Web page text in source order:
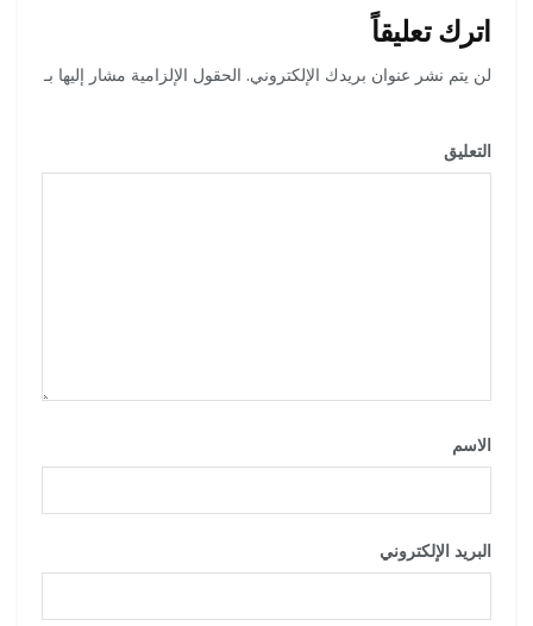
اترك تعليقاً
لن يتم نشر عنوان بريدك الإلكتروني. الحقول الإلزامية مشار إليها بـ
التعليق
الاسم
البريد الإلكتروني